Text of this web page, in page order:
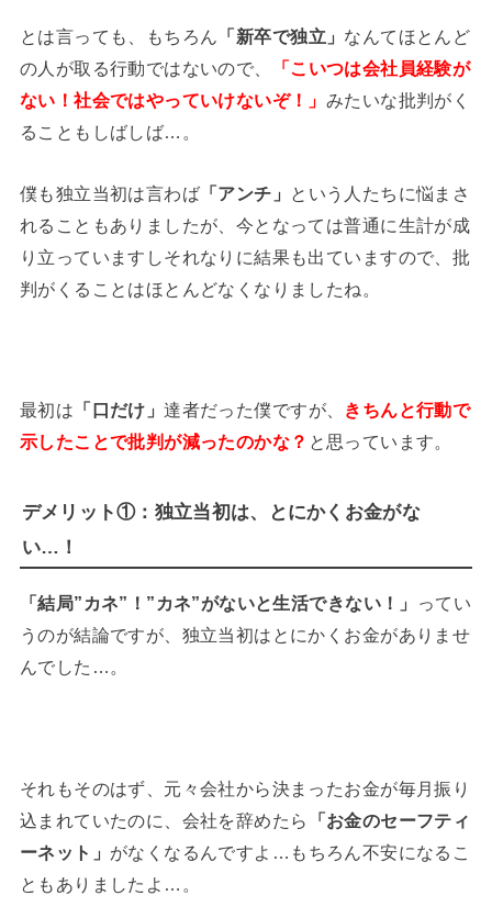
とは言っても、もちろん 「新卒で独立」 なんてほとんど
の人が取る行動ではないので、
「こいつは会社員経験が
ない！社会ではやっていけないぞ！」 みたいな批判がく
ることもしばしば…。
僕も独立当初は言わば 「アンチ」
という人たちに悩まさ
れることもありましたが、今となっては普通に生計が成
り立っていますしそれなりに結果も出ていますので、批
判がくることはほとんどなくなりましたね。
最初は 「口だけ」達者だった僕ですが、 きちんと行動で
示したことで批判が減ったのかな？ と思っています。
デメリット①：独立当初は、とにかくお金がな
い…！
「結局”カネ”！”カネ”がないと生活できない！」
ってい
うのが結論ですが、独立当初はとにかくお金がありませ
んでした…。
それもそのはず、元々会社から決まったお金が毎月振り
込まれていたのに、会社を辞めたら
「お金のセーフティ
ーネット」 がなくなるんですよ…もちろん不安になるこ
ともありましたよ…。